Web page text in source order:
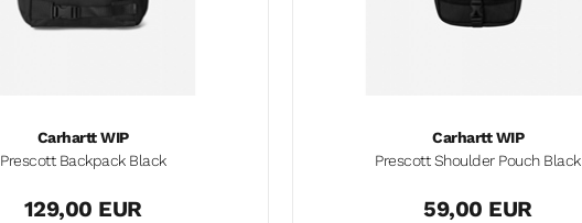
Carhartt WIP
Prescott Backpack Black
129,00 EUR
Carhartt WIP
Prescott Shoulder Pouch Black
59,00 EUR